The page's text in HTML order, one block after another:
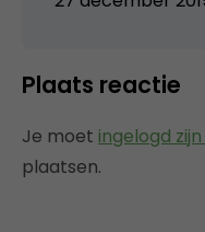
Plaats reactie
Je moet ingelogd
plaatsen.